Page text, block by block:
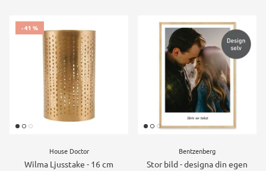
- 41 %
House Doctor
Wilma Ljusstake - 16 cm
Bentzenberg
Stor bild - designa din egen